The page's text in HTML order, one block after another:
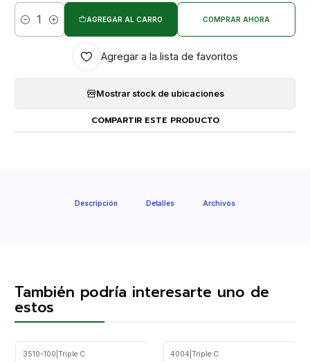
Cantidad
AGREGAR AL CARRO COMPRAR AHORA
Agregar a la lista de favoritos
Mostrar stock de ubicaciones
COMPARTIR ESTE PRODUCTO
Descripción Detalles Archivos
También podría interesarte uno de
estos
3510-100 Triple C 4004 Triple C